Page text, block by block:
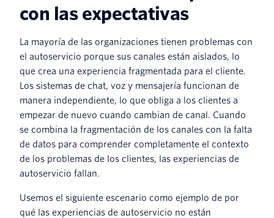
con las expectativas
La mayoría de las organizaciones tienen problemas con
el autoservicio porque sus canales están aislados, lo
que crea una experiencia fragmentada para el cliente.
Los sistemas de chat, voz y mensajería funcionan de
manera independiente, lo que obliga a los clientes a
empezar de nuevo cuando cambian de canal. Cuando
se combina la fragmentación de los canales con la falta
de datos para comprender completamente el contexto
de los problemas de los clientes, las experiencias de
autoservicio fallan.
Usemos el siguiente escenario como ejemplo de por
qué las experiencias de autoservicio no están